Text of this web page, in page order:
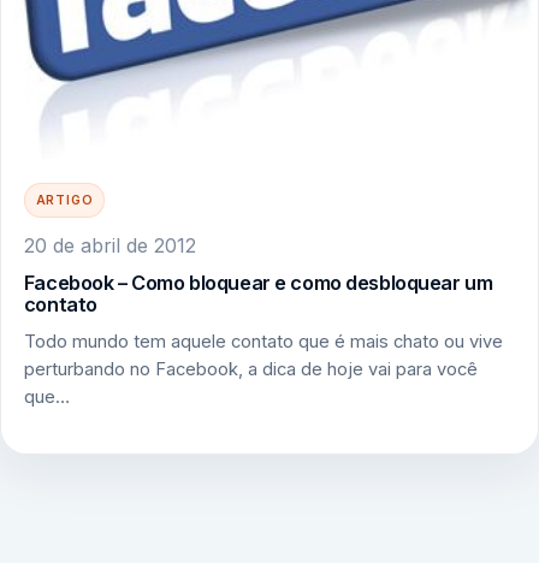
ARTIGO
20 de abril de 2012
Facebook – Como bloquear e como desbloquear um
contato
Todo mundo tem aquele contato que é mais chato ou vive
perturbando no Facebook, a dica de hoje vai para você
que…